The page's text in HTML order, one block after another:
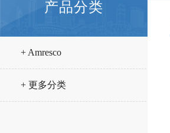
产品分类
+ Amresco
+ 更多分类